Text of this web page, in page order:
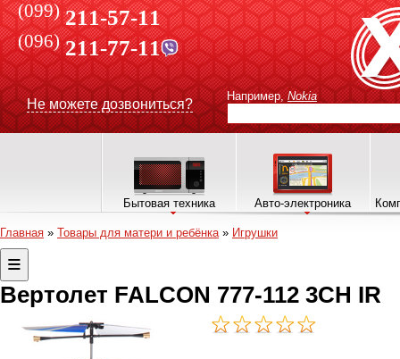
(099) 211-57-11
(096)211-77-11
Не можете дозвониться?
Например, Nokia
Бытовая техника Авто-электроника
Главная » Товары для матери и ребёнка» Игрушки
Вертолет FALCON 777-112 3CH IR